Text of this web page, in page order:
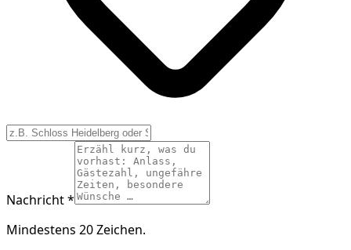
Nachricht *
Mindestens 20 Zeichen.